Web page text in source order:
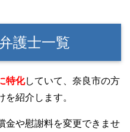
護士一覧
特化していて、奈良市の方
を紹介します。
金や慰謝料を変更できませ